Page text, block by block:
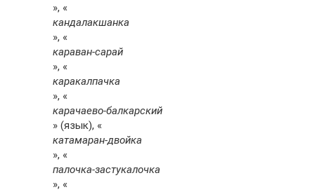
», «
кандалакшанка
», «
караван-сарай
», «
каракалпачка
», «
карачаево-балкарский
» (язык), «
катамаран-двойка
», «
палочка-застукалочка
», «